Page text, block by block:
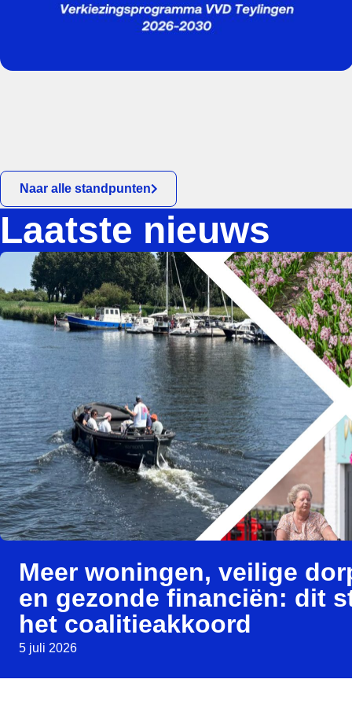
Naar alle standpunten
Laatste nieuws
Meer woningen, veilige
en gezonde financiën: dit
het coalitieakkoord
5 juli 2026